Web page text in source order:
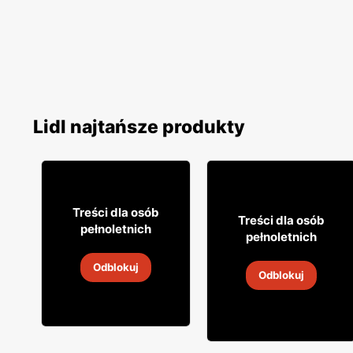
Lidl najtańsze produkty
999
30 sie 2026
Treści dla osób
pełnoletnich
Odblokuj
999
Wino białe Conde Noble
30 sie 2026
Treści dla osób
pełnoletnich
Odblokuj